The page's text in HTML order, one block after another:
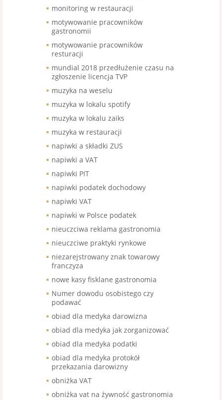
monitoring w restauracji
motywowanie pracowników
gastronomii
motywowanie pracowników
resturacji
mundial 2018 przedłużenie czasu na
zgłoszenie licencja TVP
muzyka na weselu
muzyka w lokalu spotify
muzyka w lokalu zaiks
muzyka w restauracji
napiwki a składki ZUS
napiwki a VAT
napiwki PIT
napiwki podatek dochodowy
napiwki VAT
napiwki w Polsce podatek
nieuczciwa reklama gastronomia
nieuczciwe praktyki rynkowe
niezarejstrowany znak towarowy
franczyza
nowe kasy fisklane gastronomia
Numer dowodu osobistego czy
podawać
obiad dla medyka darowizna
obiad dla medyka jak zorganizować
obiad dla medyka podatki
obiad dla medyka protokół
przekazania darowizny
obniżka VAT
obniżka vat na żywność gastronomia